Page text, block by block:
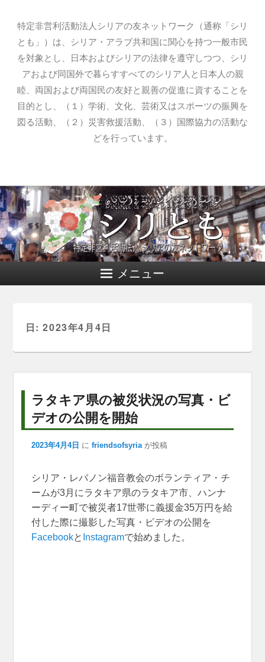
特定非営利活動法人シリアの友ネットワーク（通称「シリ
とも」）は、シリア・アラブ共和国に関心を持つ一般市民
を対象とし、日本およびシリアの法律を遵守しつつ、シリ
アおよび同国外で暮らすすべてのシリア人と日本人の親
睦、両国および両国民の友好と親善の促進に資することを
目的とし、（１）学術、文化、芸術又はスポーツの振興を
図る活動、（２）災害救援活動、（３）国際協力の活動な
どを行っています。
メニュー
日:2023年4月4日
ラタキア県の被災状況の写真・ビ
デオの公開を開始
2023年4月4日 に friendsofsyria が投稿
シ リア・レバノン福音教会のボランティア・チ
ームが3月にラタキア県のラタキア市、ハンナ
ーディー町で被災者17世帯に義援金35万円を給
付した際に撮影した写真・ビデオの公開を
Facebookと Instagramで始めました。